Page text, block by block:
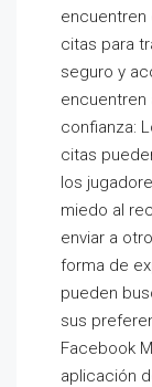
encuentren
citas para
seguro y
encuentren
confianza:
citas
los
miedo al
enviar a
forma de
pueden
sus
Facebook
aplicación